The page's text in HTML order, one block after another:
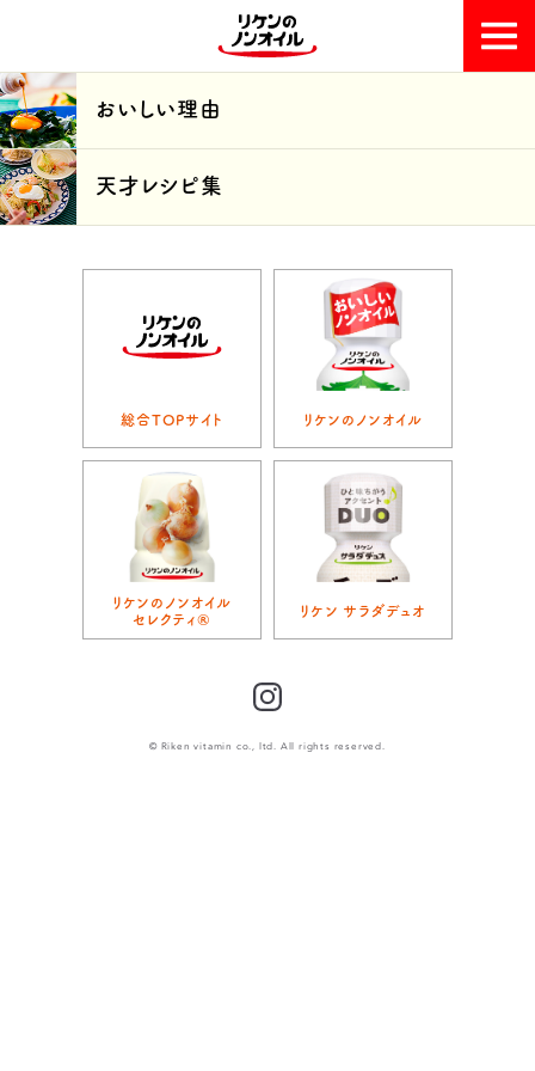
おいしい理由
天才レシピ集
おいしい理由
天才レシピ集
総合TOPサイト リケンのノンオイル
リケンのノンオイル
セレクティ®
リケン サラダデュオ
© Riken vitamin co., ltd. All rights reserved.